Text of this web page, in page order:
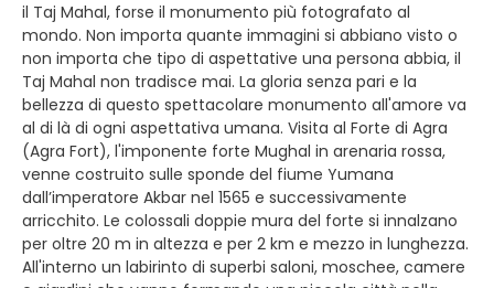
il Taj Mahal, forse il monumento più fotografato al
mondo. Non importa quante immagini si abbiano visto o
non importa che tipo di aspettative una persona abbia, il
Taj Mahal non tradisce mai. La gloria senza pari e la
bellezza di questo spettacolare monumento all'amore va
al di là di ogni aspettativa umana. Visita al Forte di Agra
(Agra Fort), l'imponente forte Mughal in arenaria rossa,
venne costruito sulle sponde del fiume Yumana
dall’imperatore Akbar nel 1565 e successivamente
arricchito. Le colossali doppie mura del forte si innalzano
per oltre 20 m in altezza e per 2 km e mezzo in lunghezza.
All'interno un labirinto di superbi saloni, moschee, camere